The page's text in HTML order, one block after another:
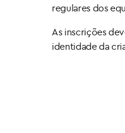
regulares dos
As inscrições
identidade da